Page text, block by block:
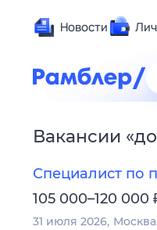
Новости
Вакансии «
Специалист по
105 000–120 000
31 июля 2026 Москва